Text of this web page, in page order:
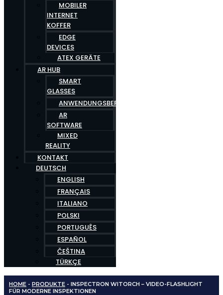
MOBILER
INTERNET
KOFFER
EDGE
DEVICES
ATEX GERÄTE
AR HUB
SMART
GLASSES
ANWENDUNGSBEREICHE
AR
SOFTWARE
MIXED
REALITY
KONTAKT
DEUTSCH
ENGLISH
FRANÇAIS
ITALIANO
POLSKI
PORTUGUÊS
ESPAÑOL
ČEŠTINA
TÜRKÇE
HOME - PRODUKTE - INSPECTRON WITORCH – VIDEO-FLASHLIGHT
FÜR MODERNE INSPEKTIONEN